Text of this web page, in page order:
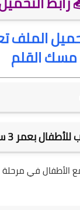
الملف
مسك القلم
بعمر 3 سنوات؟
الأطفال في مرحلة